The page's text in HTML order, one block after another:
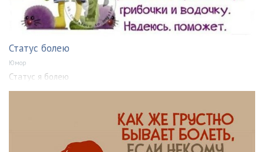
Статус болею
Юмор
Статус я болею